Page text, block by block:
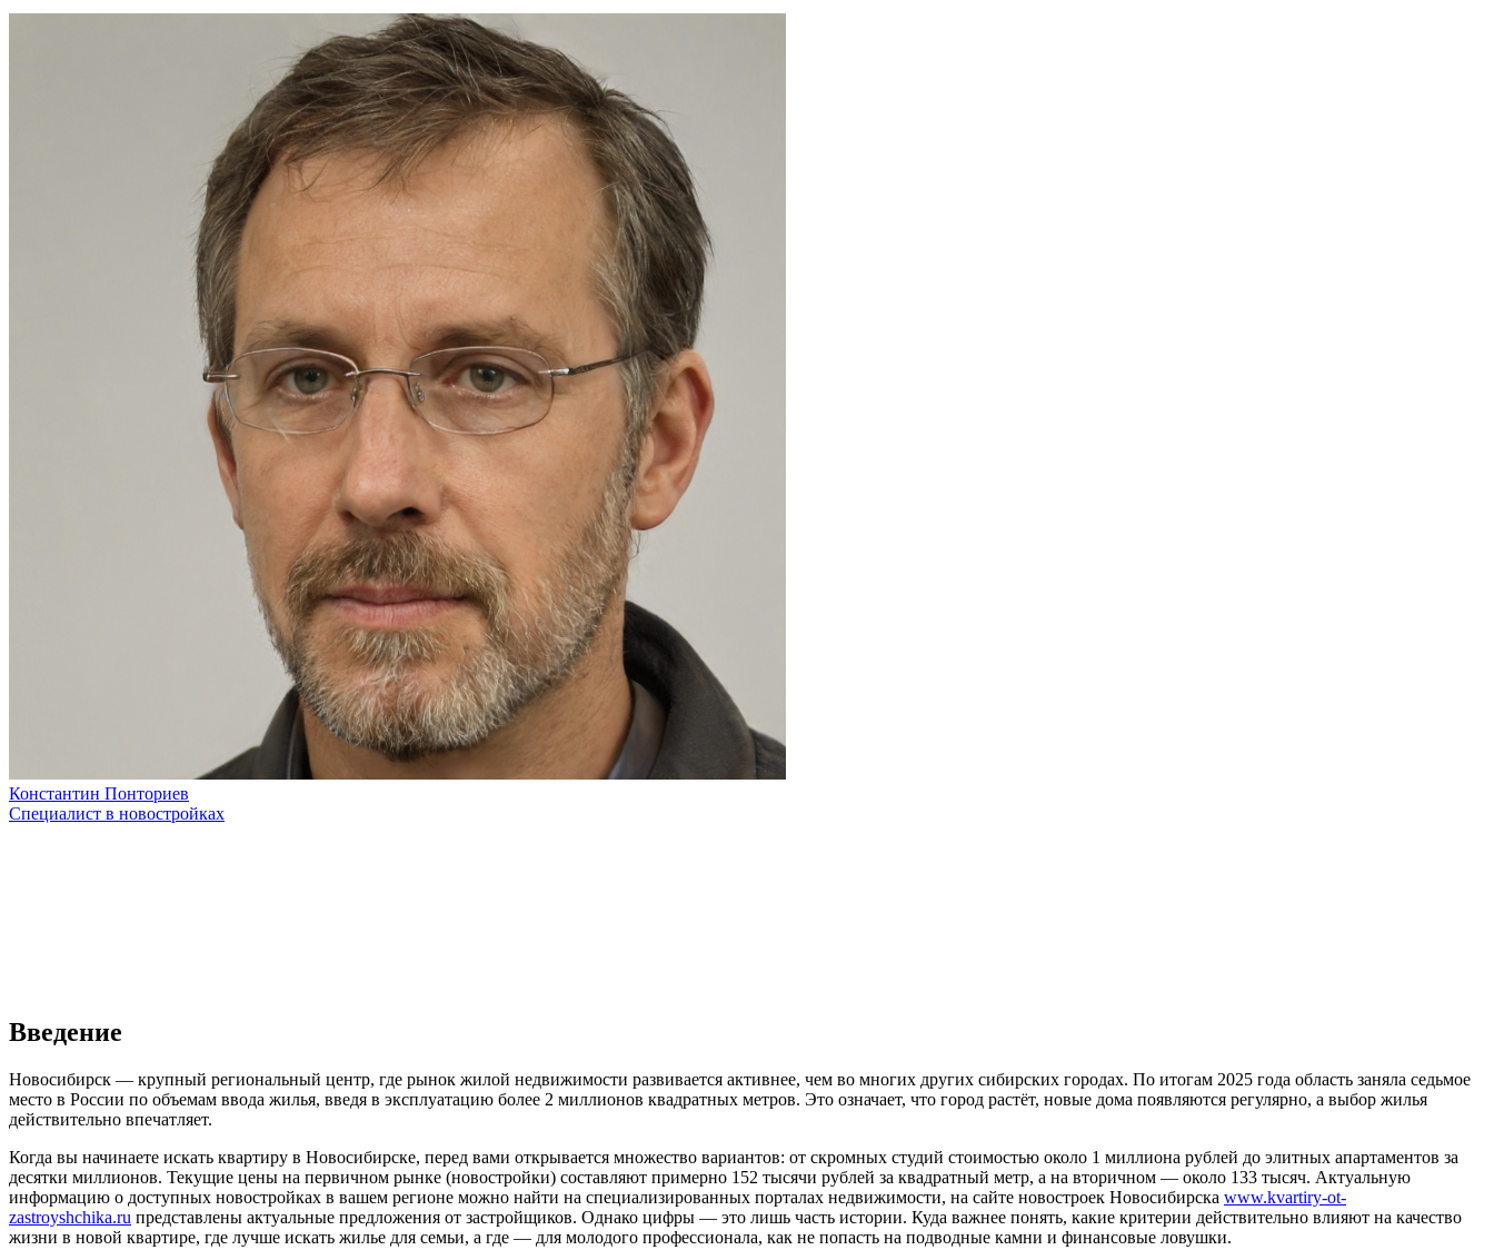
Константин Понториев
Специалист в новостройках
Введение
Новосибирск — крупный региональный центр, где рынок жилой недвижимости развивается активнее, чем во многих других сибирских городах. По итогам 2025 года область заняла седьмое
место в России по объемам ввода жилья, введя в эксплуатацию более 2 миллионов квадратных метров. Это означает, что город растёт, новые дома появляются регулярно, а выбор жилья
действительно впечатляет.
Когда вы начинаете искать квартиру в Новосибирске, перед вами открывается множество вариантов: от скромных студий стоимостью около 1 миллиона рублей до элитных апартаментов за
десятки миллионов. Текущие цены на первичном рынке (новостройки) составляют примерно 152 тысячи рублей за квадратный метр, а на вторичном — около 133 тысяч. Актуальную
информацию о доступных новостройках в вашем регионе можно найти на специализированных порталах недвижимости, на сайте новостроек Новосибирска www.kvartiry-ot-
zastroyshchika.ru представлены актуальные предложения от застройщиков. Однако цифры — это лишь часть истории. Куда важнее понять, какие критерии действительно влияют на качество
жизни в новой квартире, где лучше искать жилье для семьи, а где — для молодого профессионала, как не попасть на подводные камни и финансовые ловушки.